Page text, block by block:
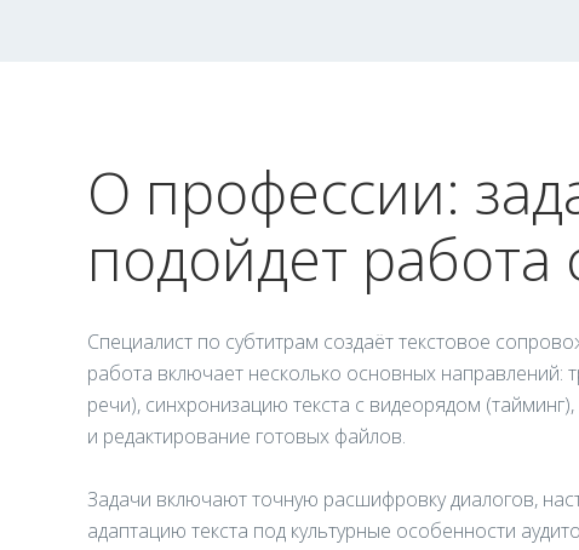
О профессии:
подойдет работа
Специалист по субтитрам создаёт текстовое
работа включает несколько основных направлений:
речи), синхронизацию текста с видеорядом
и редактирование готовых файлов.
Задачи включают точную расшифровку диалогов,
адаптацию текста под культурные особенности